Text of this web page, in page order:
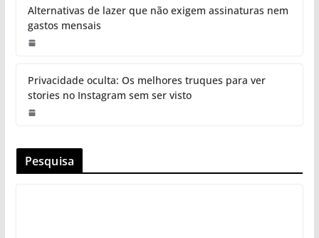
Alternativas de lazer que não exigem assinaturas nem
gastos mensais
Privacidade oculta: Os melhores truques para ver
stories no Instagram sem ser visto
Pesquisa